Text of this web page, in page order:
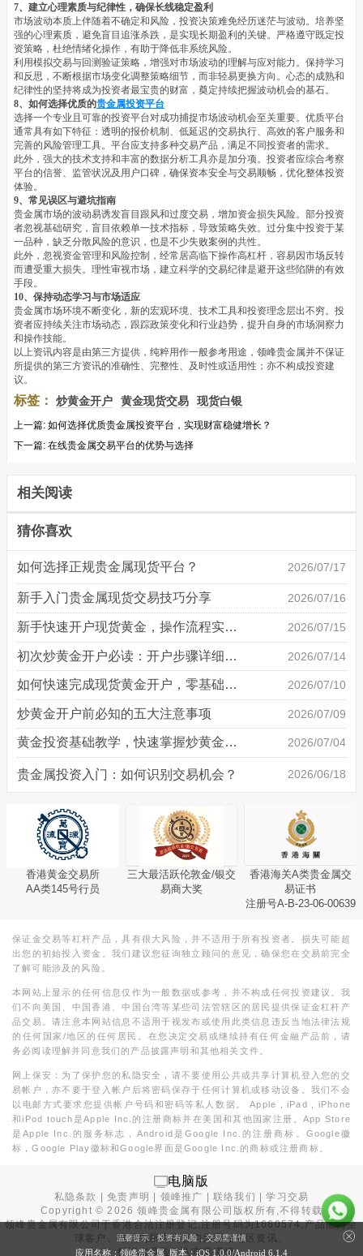
7、建立心理素质与纪律性，确保长线稳定盈利
市场波动本质上伴随着不确定和风险，投资决策难免经历迷茫与波动。培养坚
强的心理素质，避免盲目追涨杀跌，是实现长期盈利的关键。严格遵守既定投
资策略，杜绝情绪化操作，有助于降低非系统风险。
利用模拟交易与回测验证策略，增强对市场波动的理解与应对能力。保持学习
和反思，不断根据市场变化调整策略细节，而非轻易更换方向。心态的成熟和
纪律性的坚持将成为投资者最宝贵的财富，奠定持续把握波动机会的基石。
8、如何选择优质的贵金属投资平台
选择一个专业且可靠的投资平台对成功捕捉市场波动机会至关重要。优质平台
通常具有如下特征：透明的报价机制、低延迟的交易执行、高效的客户服务和
完善的风险管理工具。平台应支持多种交易产品，满足不同投资者的需求。
此外，强大的技术支持和丰富的数据分析工具亦是加分项。投资者应综合考察
平台的信誉、监管状况及用户口碑，确保资本安全与交易顺畅，优化整体投资
体验。
9、常见误区与避坑指南
贵金属市场的波动易诱发盲目跟风和过度交易，增加资金损失风险。部分投资
者忽视基础研究，盲目依赖单一技术指标，导致策略失效。过分集中投资于某
一品种，缺乏分散风险的意识，也是不少失败案例的共性。
此外，忽视资金管理和风险控制，经常居高临下操作高杠杆，容易因市场反转
而遭受重大损失。理性审视市场，建立科学的交易纪律是避开这些陷阱的有效
手段。
10、保持动态学习与市场适应
贵金属市场环境不断变化，新的宏观环境、技术工具和投资理念层出不穷。投
资者应持续关注市场动态，跟踪政策变化和行业趋势，提升自身的市场洞察力
和操作技能。
以上资讯内容是由第三方提供，纯粹用作一般参考用途，领峰贵金属并不保证
所提供的第三方资讯的准确性、完整性、及时性或适用性；亦不构成投资建
议。
标签： 炒黄金开户 黄金现货交易 现货白银
上一篇: 如何选择优质贵金属投资平台，实现财富稳健增长？
下一篇: 在线贵金属交易平台的优势与选择
相关阅读
猜你喜欢
如何选择正规贵金属现货平台？ 2026/07/17
新手入门贵金属现货交易技巧分享 2026/07/16
新手快速开户现货黄金，操作流程实操详解 2026/07/15
初次炒黄金开户必读：开户步骤详细说明 2026/07/14
如何快速完成现货黄金开户，零基础也能轻松上手 2026/07/10
炒黄金开户前必知的五大注意事项 2026/07/09
黄金投资基础教学，快速掌握炒黄金技巧 2026/07/04
贵金属投资入门：如何识别交易机会？ 2026/06/18
香港黄金交易所
AA类145号行员
三大最活跃伦敦金/银交
易商大奖
香港海关A类贵金属交
易证书
注册号A-B-23-06-00639
保证金交易等杠杆产品，具有很大风险，并不适用于所有投资者。损失可能超
出您的初始投入资金。我们建议您征询独立顾问的意见，确保您在交易前完全
了解可能涉及的风险。
本网站上显示的任何信息仅作为一般数据或参考，并不构成任何投资建议。我
们不向美国、中国香港、中国台湾等某些司法管辖区的居民提供保证金杠杆产
品交易。请注意本网站信息不适用于视发布或使用此类信息违反当地法律法规
的任何国家/地区的任何居民。在您决定交易或继续持有任何金融产品前，请
务必阅读理解并同意我们的产品披露声明和其他相关文件。
网上保安：为了保护您的私隐安全，请不要使用公共或共享计算机登入您的交
易帐户，亦不要于登入帐户后将密码保存于任何计算机或移动设备。我们不会
以电邮方式要求您提供帐户号码和密码等私人数据。 Apple，iPad，iPhone
和iPod touch是Apple Inc.的注册商标并在美国和其他国家注册。App Store
是Apple Inc.的服务标志，Android是Google Inc.的注册商标。Google徽
标，Google Play徽标和Google界面是Google Inc.的商标或注册商标。
电脑版
私隐条款 |免责声明 | 领峰推广 |联络我们 |学习交易
Copyright © 2026 领峰贵金属有限公司版权所有,不得转载
领峰贵金属有限公司于香港合法注册登记,注册号码为1660574,产品面向全
球客户。本站内所有内容均为香港地区资讯。
投资有风险，入市需谨慎。
温馨提示：投资有风险，交易需谨慎
应用名称：领峰贵金属 版本：iOS 1.0.0/Android 6.1.4